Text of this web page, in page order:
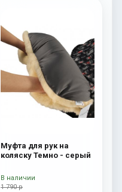
Муфта для рук на
коляску Темно - серый
1 790 р
В наличии